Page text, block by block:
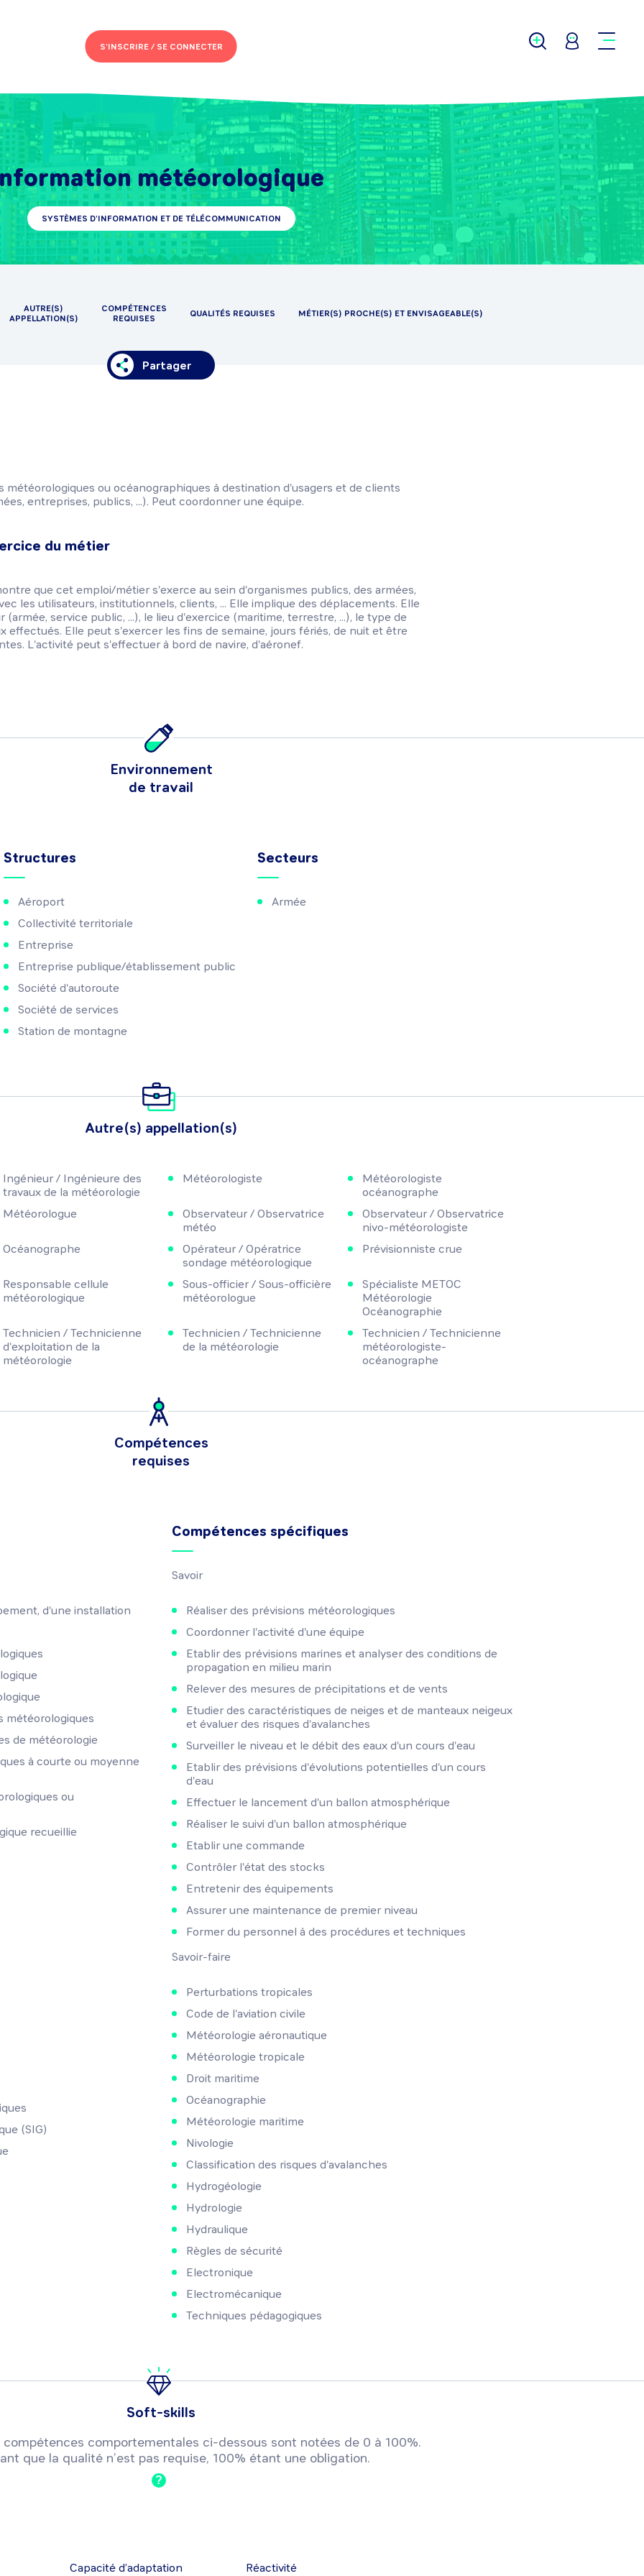
S'INSCRIRE /SE CONNECTER
météorologique
SYSTÈMES D'INFORMATION ET DE TÉLÉCOMMUNICATION
AUTRE(S)
APPELLATION(S)
COMPÉTENCES
REQUISES
QUALITÉS REQUISES MÉTIER(S) PROCHE(S) ET ENVISAGEABLE(S)
Partager
météorologiques ou océanographiques à destination d'usagers et de clients
entreprises, publics, ...). Peut coordonner une équipe.
du métier
que cet emploi/métier s'exerce au sein d'organismes publics, des armées,
les utilisateurs, institutionnels, clients, ... Elle implique des déplacements. Elle
(armée, service public, ...), le lieu d'exercice (maritime, terrestre, ...), le type de
effectués. Elle peut s'exercer les fins de semaine, jours fériés, de nuit et être
L'activité peut s'effectuer à bord de navire, d'aéronef.
Environnement
de travail
Structures
Aéroport
Collectivité territoriale
Entreprise
Entreprise publique/établissement public
Société d'autoroute
Société de services
Station de montagne
Secteurs
Armée
Autre(s) appellation(s)
Ingénieur / Ingénieure des
travaux de la météorologie
Météorologiste
Météorologiste
océanographe
Météorologue
Observateur / Observatrice
météo
Observateur / Observatrice
nivo-météorologiste
Océanographe
Opérateur / Opératrice
sondage météorologique
Prévisionniste crue
Responsable cellule
météorologique
Sous-officier / Sous-officière
météorologue
Spécialiste METOC
Météorologie
Océanographie
Technicien / Technicienne
d'exploitation de la
météorologie
Technicien / Technicienne
de la météorologie
Technicien / Technicienne
météorologiste-
océanographe
Compétences
requises
d'une installation
météorologiques
de météorologie
à courte ou moyenne
ou
recueillie
(SIG)
Compétences spécifiques
Savoir
Réaliser des prévisions météorologiques
Coordonner l'activité d'une équipe
Etablir des prévisions marines et analyser des conditions de
propagation en milieu marin
Relever des mesures de précipitations et de vents
Etudier des caractéristiques de neiges et de manteaux neigeux
et évaluer des risques d'avalanches
Surveiller le niveau et le débit des eaux d'un cours d'eau
Etablir des prévisions d'évolutions potentielles d'un cours
d'eau
Effectuer le lancement d'un ballon atmosphérique
Réaliser le suivi d'un ballon atmosphérique
Etablir une commande
Contrôler l'état des stocks
Entretenir des équipements
Assurer une maintenance de premier niveau
Former du personnel à des procédures et techniques
Savoir-faire
Perturbations tropicales
Code de l'aviation civile
Météorologie aéronautique
Météorologie tropicale
Droit maritime
Océanographie
Météorologie maritime
Nivologie
Classification des risques d'avalanches
Hydrogéologie
Hydrologie
Hydraulique
Règles de sécurité
Electronique
Electromécanique
Techniques pédagogiques
Soft-skills
comportementales ci-dessous sont notées de 0 à 100%.
que la qualité n’est pas requise, 100% étant une obligation.
?
Capacité d’adaptation Réactivité